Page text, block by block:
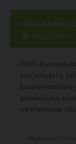
HAU-
Mestarintie
HAU-
harjoituksia,
palveluihin
vesiterapia-